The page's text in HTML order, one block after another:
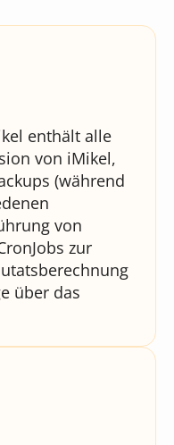
enthält alle
von iMikel,
(während
von
zur
über das